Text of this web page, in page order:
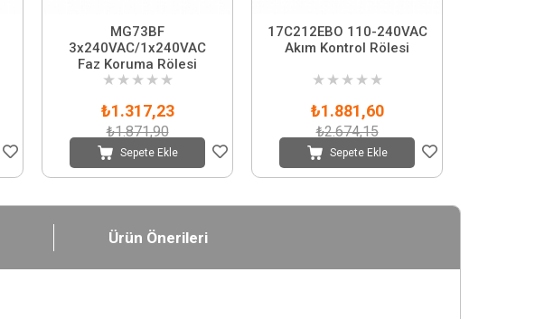
MG73BF
3x240VAC/1x240VAC
Faz Koruma Rölesi
★ ★ ★ ★ ★
₺1.317,23
₺1.871,90
Sepete Ekle
17C212EBO 110-240VAC
Akım Kontrol Rölesi
★ ★ ★ ★ ★
₺1.881,60
₺2.674,15
Sepete Ekle
Ürün Önerileri